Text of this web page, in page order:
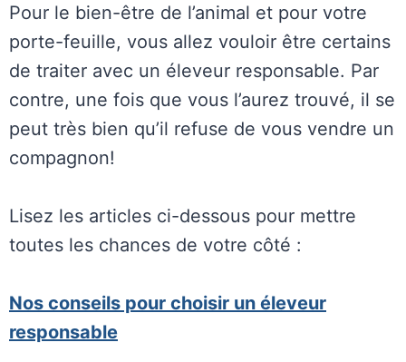
Pour le bien-être de l’animal et pour votre
porte-feuille, vous allez vouloir être certains
de traiter avec un éleveur responsable. Par
contre, une fois que vous l’aurez trouvé, il se
peut très bien qu’il refuse de vous vendre un
compagnon!
Lisez les articles ci-dessous pour mettre
toutes les chances de votre côté :
Nos conseils pour choisir un éleveur
responsable